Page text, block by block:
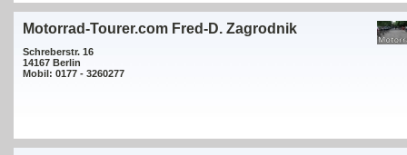
Motorrad-Tourer.com Fred-D. Zagrodnik
Schreberstr. 16
14167 Berlin
Mobil: 0177 - 3260277